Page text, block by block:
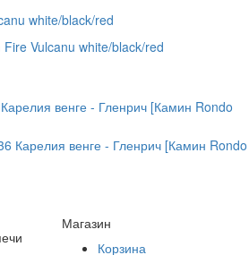
white/black/red
венге - Гленрич [Камин Rondo
Магазин
Корзина